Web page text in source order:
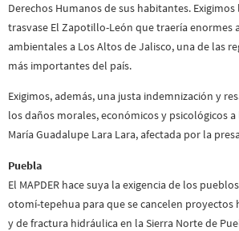
Derechos Humanos de sus habitantes.
trasvase El Zapotillo-León que traería enormes
ambientales a Los Altos de Jalisco, una de las
más importantes del país.
Exigimos, además, una justa indemnización y
los daños morales, económicos y psicológicos
María Guadalupe Lara Lara, afectada por la
Puebla
El MAPDER hace suya la exigencia de los
otomí-tepehua para que se cancelen proyectos
y de fractura hidráulica en la Sierra Norte de